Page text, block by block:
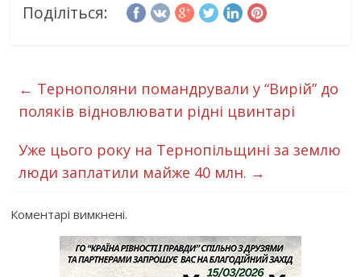
Поділіться:
← Тернополяни помандрували у “Вирій” до
поляків відновлювати рідні цвинтарі
Уже цього року на Тернопільщині за землю
люди заплатили майже 40 млн. →
Коментарі вимкнені.